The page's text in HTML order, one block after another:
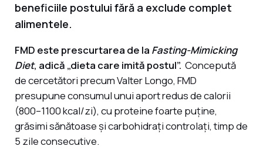
beneficiile postului fără a exclude complet
alimentele.
FMD este prescurtarea de la Fasting-Mimicking
Diet, adică „dieta care imită postul”. Concepută
de cercetători precum Valter Longo, FMD
presupune consumul unui aport redus de calorii
(800–1100 kcal/zi), cu proteine foarte puține,
grăsimi sănătoase și carbohidrați controlați, timp de
5 zile consecutive.